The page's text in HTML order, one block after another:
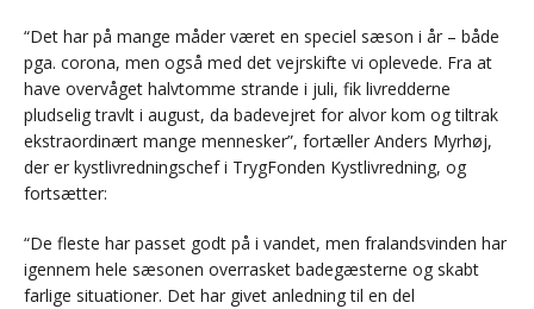
“Det har på mange måder været en speciel sæson i år – både
pga. corona, men også med det vejrskifte vi oplevede. Fra at
have overvåget halvtomme strande i juli, fik livredderne
pludselig travlt i august, da badevejret for alvor kom og tiltrak
ekstraordinært mange mennesker”, fortæller Anders Myrhøj,
der er kystlivredningschef i TrygFonden Kystlivredning, og
fortsætter:
“De fleste har passet godt på i vandet, men fralandsvinden har
igennem hele sæsonen overrasket badegæsterne og skabt
farlige situationer. Det har givet anledning til en del